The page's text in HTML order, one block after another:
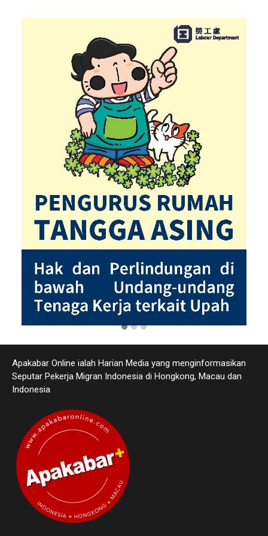
Apakabar Online ialah Harian Media yang menginformasikan
Seputar Pekerja Migran Indonesia di Hongkong, Macau dan
Indonesia